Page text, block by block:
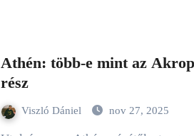
Athén: több-e mint az
rész
Viszló Dániel nov 27, 2025